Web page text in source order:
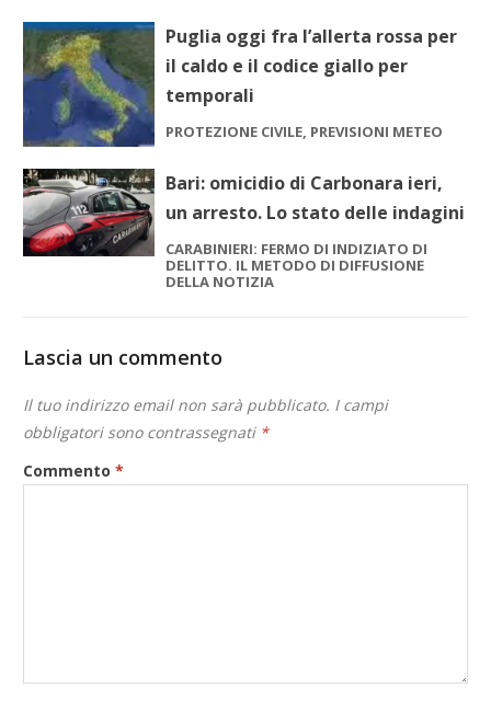
Puglia oggi fra l’allerta rossa per
il caldo e il codice giallo per
temporali
PROTEZIONE CIVILE, PREVISIONI METEO
Bari: omicidio di Carbonara ieri,
un arresto. Lo stato delle indagini
CARABINIERI: FERMO DI INDIZIATO DI
DELITTO. IL METODO DI DIFFUSIONE
DELLA NOTIZIA
Lascia un commento
Il tuo indirizzo email non sarà pubblicato. I campi
obbligatori sono contrassegnati *
Commento*